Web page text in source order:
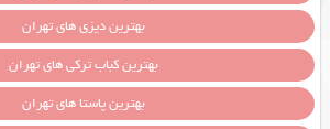
بهترین دیزی های تهران
بهترین کباب ترکی های تهران
بهترین پاستا های تهران